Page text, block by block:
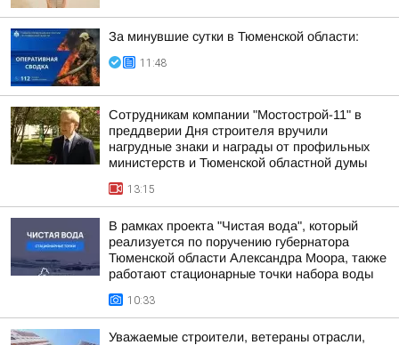
За минувшие сутки в Тюменской области:
11:48
Сотрудникам компании "Мостострой-11" в
преддверии Дня строителя вручили
нагрудные знаки и награды от профильных
министерств и Тюменской областной думы
13:15
В рамках проекта "Чистая вода", который
реализуется по поручению губернатора
Тюменской области Александра Моора, также
работают стационарные точки набора воды
10:33
Уважаемые строители, ветераны отрасли,